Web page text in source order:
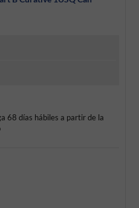
68 días hábiles a partir de la